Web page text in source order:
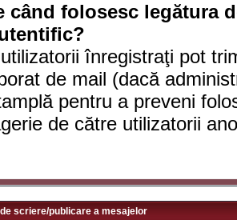
când folosesc legătura
înregistraţi pot
de mail (dacă
pentru a preveni
de către utilizatorii
scriere/publicare a mesajelor